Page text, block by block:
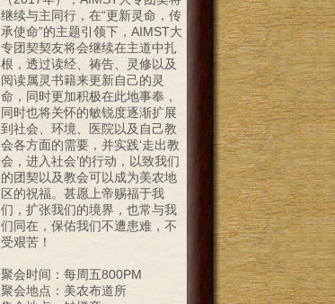
继续与主同行，在“更新灵命，传
承使命”的主题引领下，AIMST大
专团契契友将会继续在主道中扎
根，透过读经、祷告、灵修以及
阅读属灵书籍来更新自己的灵
命，同时更加积极在此地事奉，
同时也将关怀的敏锐度逐渐扩展
到社会、环境、医院以及自己教
会各方面的需要，并实践‘走出教
会，进入社会’的行动，以致我们
的团契以及教会可以成为美农地
区的祝福。甚愿上帝赐福于我
们，扩张我们的境界，也常与我
们同在，保佑我们不遭患难，不
受艰苦！
聚会时间：每周五800PM
聚会地点：美农布道所